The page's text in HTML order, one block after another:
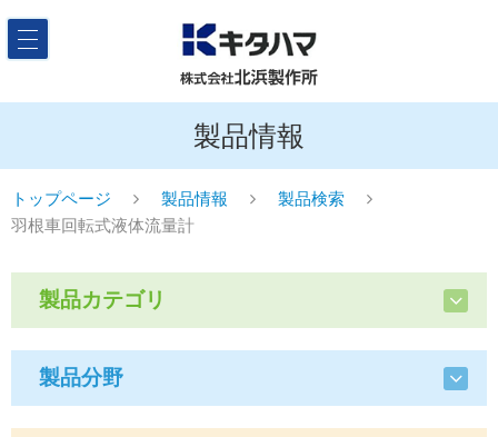
製品情報
トップページ 製品情報
製品検索
羽根車回転式液体流量計
製品カテゴリ
製品分野